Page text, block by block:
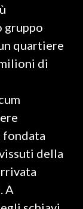
gruppo
quartiere
di
fondata
della
A